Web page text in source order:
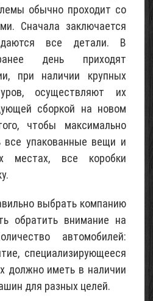
обычно проходит со
Сначала заключается
все детали. В
день приходят
при наличии крупных
осуществляют их
сборкой на новом
чтобы максимально
все упакованные вещи и
местах, все коробки
выбрать компанию
обратить внимание на
автомобилей:
специализирующееся
должно иметь в наличии
для разных целей.